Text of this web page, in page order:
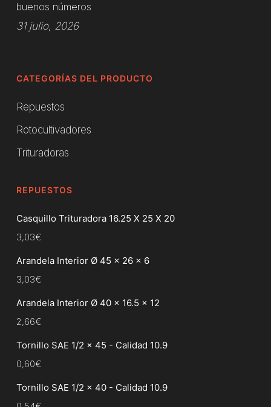
buenos números
31 julio, 2026
CATEGORÍAS DEL PRODUCTO
Repuestos
Rotocultivadores
Trituradoras
REPUESTOS
Casquillo Trituradora 16.25 X 25 X 20
3,03€
Arandela Interior Ø 45 x 26 x 6
3,03€
Arandela Interior Ø 40 x 16.5 x 12
2,66€
Tornillo SAE 1/2 x 45 - Calidad 10.9
0,60€
Tornillo SAE 1/2 x 40 - Calidad 10.9